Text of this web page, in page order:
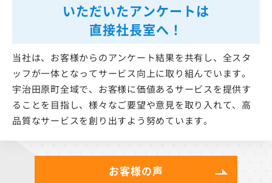
いただいたアンケートは
直接社長室へ！
当社は、お客様からのアンケート結果を共有し、全スタ
ッフが一体となってサービス向上に取り組んでいます。
宇治田原町全域で、お客様に価値あるサービスを提供す
ることを目指し、様々なご要望や意見を取り入れて、高
品質なサービスを創り出すよう努めています。
お客様の声